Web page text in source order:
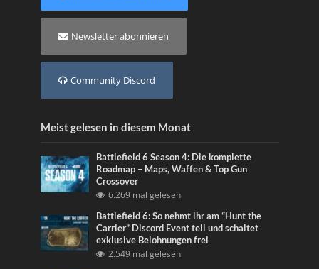
Newsletter abonnieren
Community Discord
Meist gelesen in diesem Monat
Battlefield 6 Season 4: Die komplette
Roadmap – Maps, Waffen & Top Gun
Crossover
6.269 mal gelesen
Battlefield 6: So nehmt ihr am “Hunt the
Carrier” Discord Event teil und schaltet
exklusive Belohnungen frei
2.549 mal gelesen